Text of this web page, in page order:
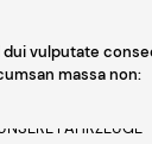
dui vulputate
massa non: